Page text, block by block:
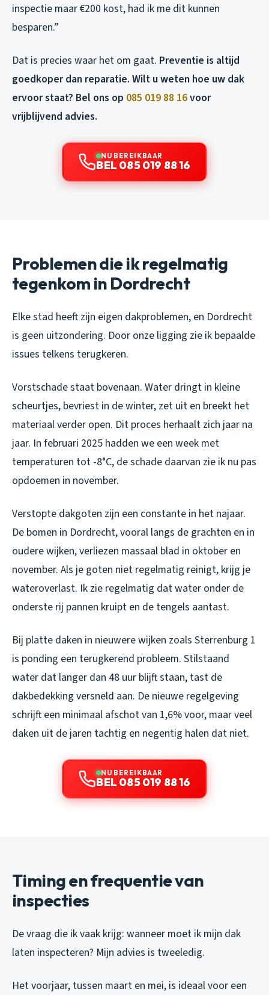
inspectie maar €200 kost, had ik me dit kunnen
besparen.”
Dat is precies waar het om gaat. Preventie is altijd
goedkoper dan reparatie. Wilt u weten hoe uw dak
ervoor staat? Bel ons op 085 019 88 16voor
vrijblijvend advies.
NU BEREIKBAAR
BEL 085 019 88 16
Problemen die ik regelmatig
tegenkom in Dordrecht
Elke stad heeft zijn eigen dakproblemen, en Dordrecht
is geen uitzondering. Door onze ligging zie ik bepaalde
issues telkens terugkeren.
Vorstschade staat bovenaan. Water dringt in kleine
scheurtjes, bevriest in de winter, zet uit en breekt het
materiaal verder open. Dit proces herhaalt zich jaar na
jaar. In februari 2025 hadden we een week met
temperaturen tot -8°C, de schade daarvan zie ik nu pas
opdoemen in november.
Verstopte dakgoten zijn een constante in het najaar.
De bomen in Dordrecht, vooral langs de grachten en in
oudere wijken, verliezen massaal blad in oktober en
november. Als je goten niet regelmatig reinigt, krijg je
wateroverlast. Ik zie regelmatig dat water onder de
onderste rij pannen kruipt en de tengels aantast.
Bij platte daken in nieuwere wijken zoals Sterrenburg 1
is ponding een terugkerend probleem. Stilstaand
water dat langer dan 48 uur blijft staan, tast de
dakbedekking versneld aan. De nieuwe regelgeving
schrijft een minimaal afschot van 1,6% voor, maar veel
daken uit de jaren tachtig en negentig halen dat niet.
NU BEREIKBAAR
BEL 085 019 88 16
Timing en frequentie van
inspecties
De vraag die ik vaak krijg: wanneer moet ik mijn dak
laten inspecteren? Mijn advies is tweeledig.
Het voorjaar, tussen maart en mei, is ideaal voor een